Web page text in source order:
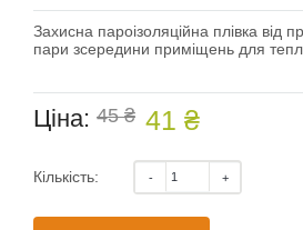
Захисна пароізоляційна плівка від
пари зсередини приміщень для
Ціна: 45 ₴ 41 ₴
Кількість: